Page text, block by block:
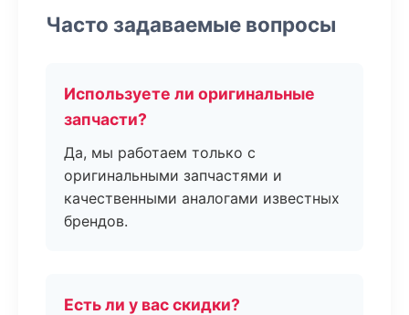
Часто задаваемые вопросы
Используете ли оригинальные
запчасти?
Да, мы работаем только с
оригинальными запчастями и
качественными аналогами известных
брендов.
Есть ли у вас скидки?